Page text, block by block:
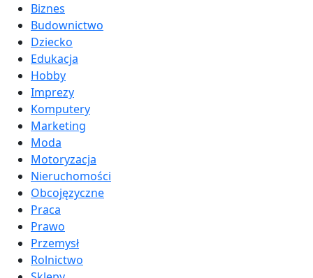
Biznes
Budownictwo
Dziecko
Edukacja
Hobby
Imprezy
Komputery
Marketing
Moda
Motoryzacja
Nieruchomości
Obcojęzyczne
Praca
Prawo
Przemysł
Rolnictwo